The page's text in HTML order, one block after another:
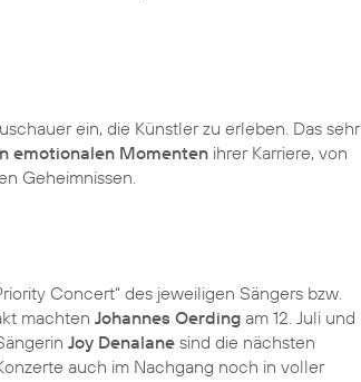
ein, die Künstler zu erleben. Das sehr
emotionalen Momenten ihrer Karriere, von
Geheimnissen.
Concert“ des jeweiligen Sängers bzw.
machten Johannes Oerding am 12. Juli und
Joy Denalane sind die nächsten
auch im Nachgang noch in voller